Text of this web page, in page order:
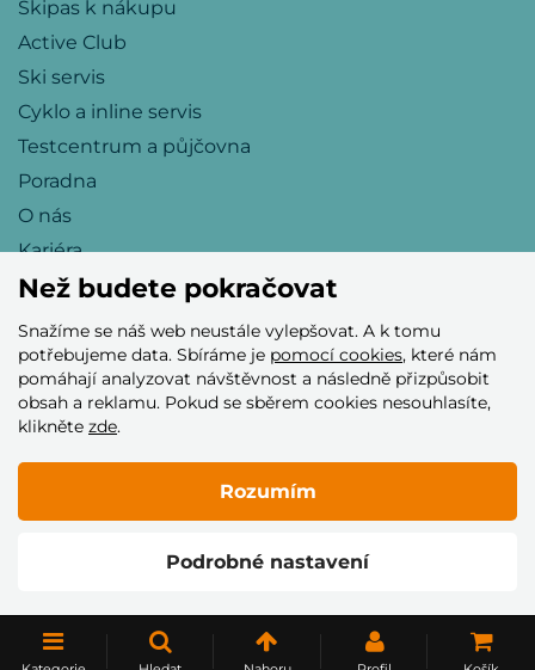
Skipas k nákupu
Active Club
Ski servis
Cyklo a inline servis
Testcentrum a půjčovna
Poradna
O nás
Kariéra
Přijímáme tyto platební karty
© 2005–2026 Helia Trade s.r.o.
Než budete pokračovat
Snažíme se náš web neustále vylepšovat. A k tomu
potřebujeme data. Sbíráme je pomocí cookies, které nám
pomáhají analyzovat návštěvnost a následně přizpůsobit
obsah a reklamu. Pokud se sběrem cookies nesouhlasíte,
klikněte zde.
Podrobné nastavení
Rozumím